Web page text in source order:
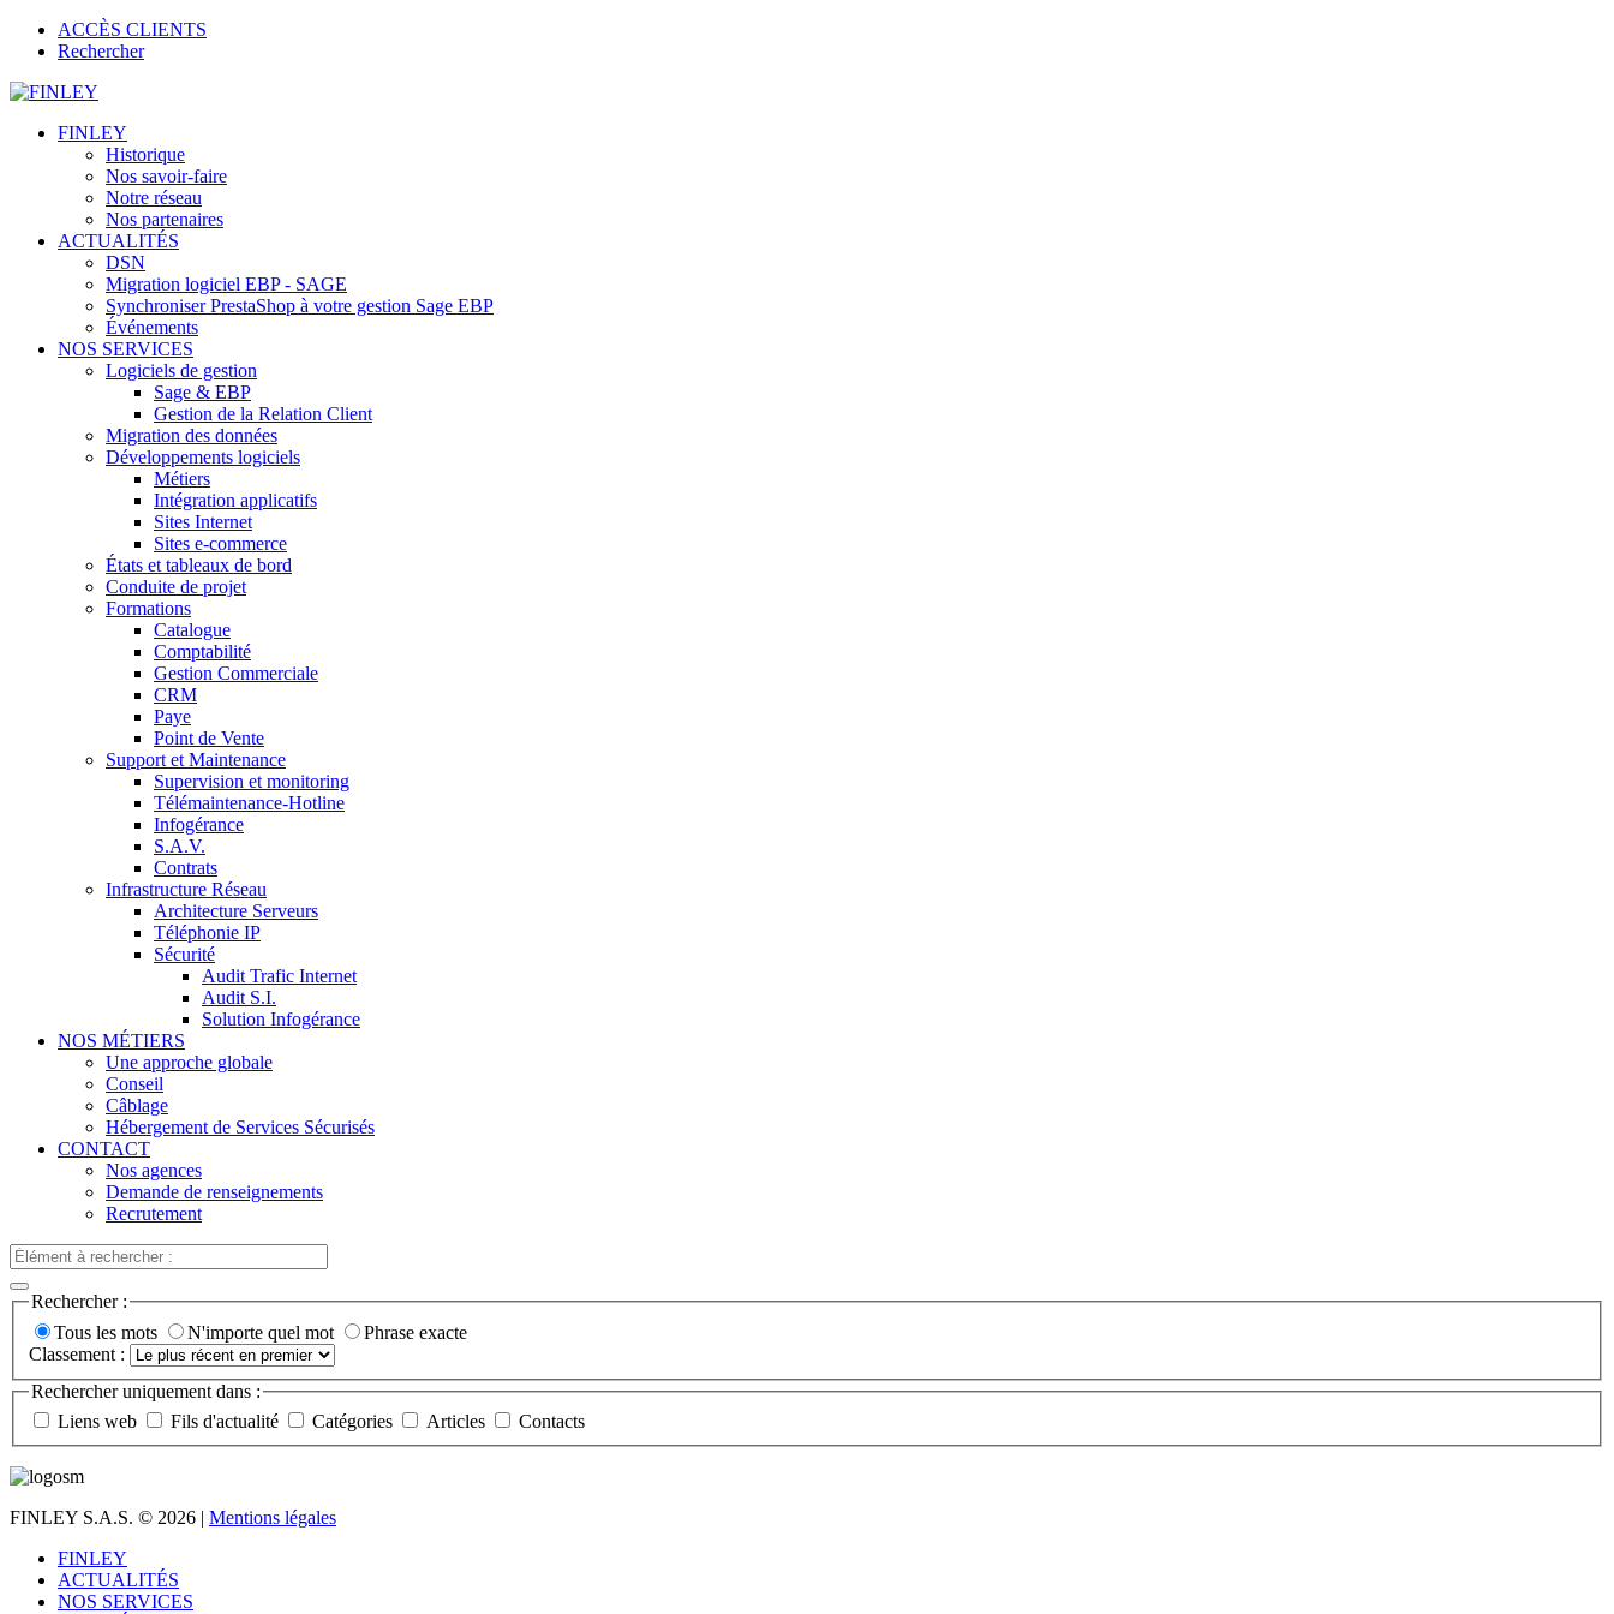
ACCÈS CLIENTS
Rechercher
FINLEY
Historique
Nos savoir-faire
Notre réseau
Nos partenaires
ACTUALITÉS
DSN
Migration logiciel EBP - SAGE
Synchroniser PrestaShop à votre gestion Sage EBP
Événements
NOS SERVICES
Logiciels de gestion
Sage & EBP
Gestion de la Relation Client
Migration des données
Développements logiciels
Métiers
Intégration applicatifs
Sites Internet
Sites e-commerce
États et tableaux de bord
Conduite de projet
Formations
Catalogue
Comptabilité
Gestion Commerciale
CRM
Paye
Point de Vente
Support et Maintenance
Supervision et monitoring
Télémaintenance-Hotline
Infogérance
S.A.V.
Contrats
Infrastructure Réseau
Architecture Serveurs
Téléphonie IP
Sécurité
Audit Trafic Internet
Audit S.I.
Solution Infogérance
NOS MÉTIERS
Une approche globale
Conseil
Câblage
Hébergement de Services Sécurisés
CONTACT
Nos agences
Demande de renseignements
Recrutement
Rechercher :
Tous les mots
N'importe quel mot
Phrase exacte
Classement :
Rechercher uniquement dans :
Liens web
Fils d'actualité Catégories Articles Contacts
FINLEY S.A.S. © 2026 | Mentions légales
FINLEY
ACTUALITÉS
NOS SERVICES